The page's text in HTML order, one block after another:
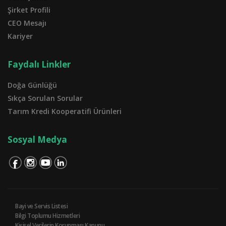
Şirket Profili
CEO Mesajı
Kariyer
Faydalı Linkler
Doğa Günlüğü
Sıkça Sorulan Sorular
Tarım Kredi Kooperatifi Ürünleri
Sosyal Medya
Bayi ve Servis Listesi
Bilgi Toplumu Hizmetleri